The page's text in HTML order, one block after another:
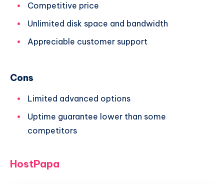
Competitive price
Unlimited disk space and bandwidth
Appreciable customer support
Cons
Limited advanced options
Uptime guarantee lower than some
competitors
HostPapa